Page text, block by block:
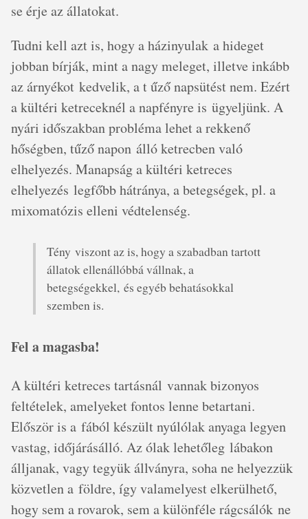
se érje az állatokat.
Tudni kell azt is, hogy a házinyulak a hideget
jobban bírják, mint a nagy meleget, illetve inkább
az árnyékot kedvelik, a t űző napsütést nem. Ezért
a kültéri ketreceknél a napfényre is ügyeljünk. A
nyári időszakban probléma lehet a rekkenő
hőségben, tűző napon álló ketrecben való
elhelyezés. Manapság a kültéri ketreces
elhelyezés legfőbb hátránya, a betegségek, pl. a
mixomatózis elleni védtelenség.
Tény viszont az is, hogy a szabadban tartott
állatok ellenállóbbá vállnak, a
betegségekkel, és egyéb behatásokkal
szemben is.
Fel a magasba!
A kültéri ketreces tartásnál vannak bizonyos
feltételek, amelyeket fontos lenne betartani.
Először is a fából készült nyúlólak anyaga legyen
vastag, időjárásálló. Az ólak lehetőleg lábakon
álljanak, vagy tegyük állványra, soha ne helyezzük
közvetlen a földre, így valamelyest elkerülhető,
hogy sem a rovarok, sem a különféle rágcsálók ne